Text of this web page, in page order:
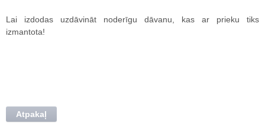
Lai izdodas uzdāvināt noderīgu dāvanu, kas ar prieku tiks
izmantota!
Atpakaļ